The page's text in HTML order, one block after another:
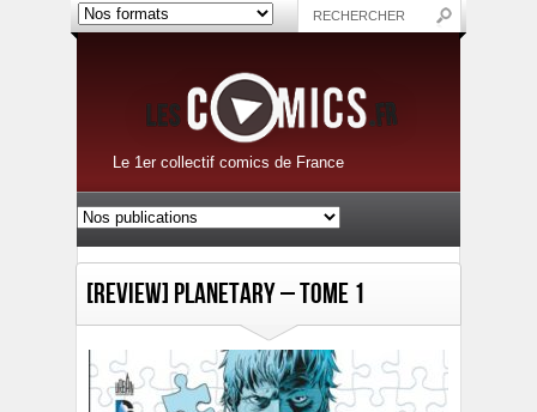
Le 1er collectif comics de France
[Review] Planetary – Tome 1